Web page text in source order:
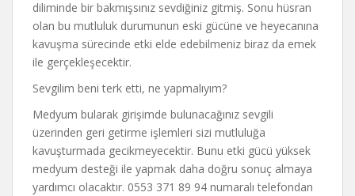
diliminde bir bakmışsınız sevdiğiniz gitmiş. Sonu hüsran
olan bu mutluluk durumunun eski gücüne ve heyecanına
kavuşma sürecinde etki elde edebilmeniz biraz da emek
ile gerçekleşecektir.
Sevgilim beni terk etti, ne yapmalıyım?
Medyum bularak girişimde bulunacağınız sevgili
üzerinden geri getirme işlemleri sizi mutluluğa
kavuşturmada gecikmeyecektir. Bunu etki gücü yüksek
medyum desteği ile yapmak daha doğru sonuç almaya
yardımcı olacaktır. 0553 371 89 94 numaralı telefondan